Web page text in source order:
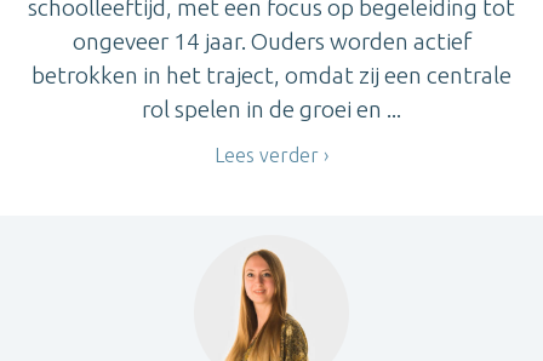
schoolleeftijd, met een focus op begeleiding tot
ongeveer 14 jaar. Ouders worden actief
betrokken in het traject, omdat zij een centrale
rol spelen in de groei en ...
Lees verder